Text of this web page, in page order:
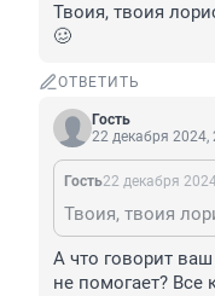
Твоия, твоия
🥴
ОТВЕТИТЬ
Гость
22 декабря 2024,
Гость22 декабря
А что говорит
не помогает? Все